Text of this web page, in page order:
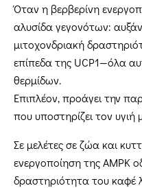
Όταν η βερβερίνη
αλυσίδα γεγονότων:
μιτοχονδριακή
επίπεδα της UCP1—όλα
θερμίδων.
Επιπλέον, προάγει την
που υποστηρίζει τον υγιή
Σε μελέτες σε ζώα και
ενεργοποίηση της AMPK
δραστηριότητα του καφέ